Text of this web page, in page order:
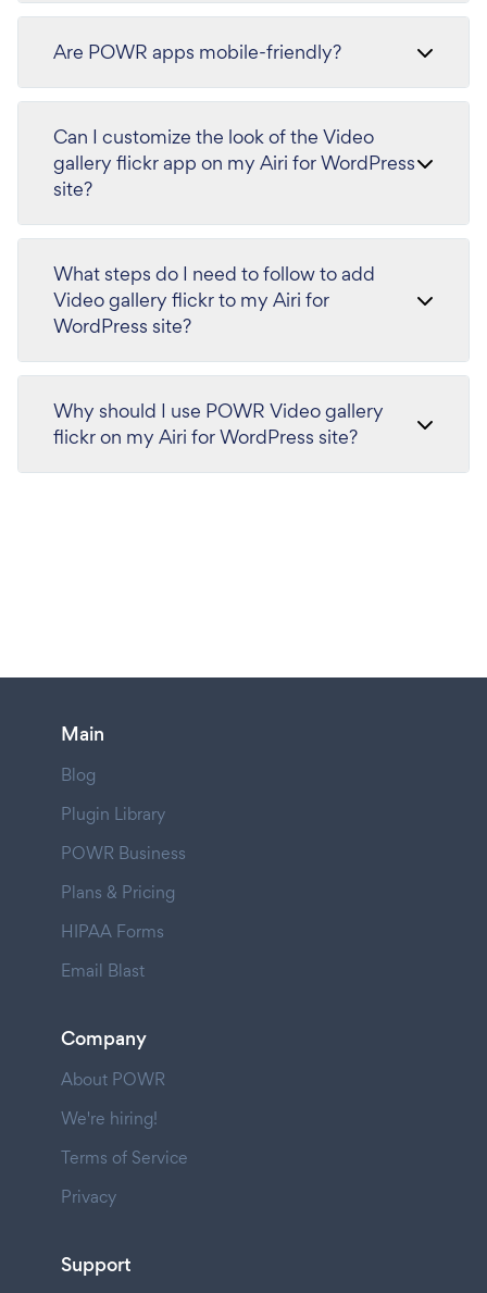
Are POWR apps mobile-friendly?
Can I customize the look of the Video
gallery flickr app on my Airi for WordPress
site?
What steps do I need to follow to add
Video gallery flickr to my Airi for
WordPress site?
Why should I use POWR Video gallery
flickr on my Airi for WordPress site?
Main
Blog
Plugin Library
POWR Business
Plans & Pricing
HIPAA Forms
Email Blast
Company
About POWR
We're hiring!
Terms of Service
Privacy
Support